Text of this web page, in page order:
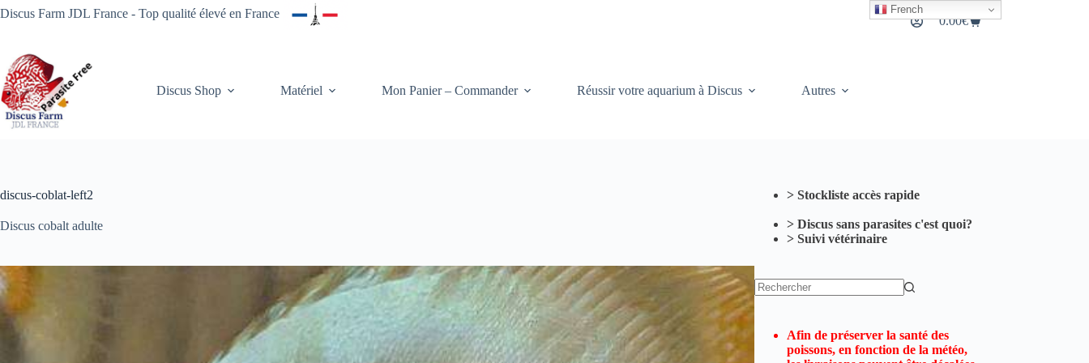
Passer
au
Discus Farm JDL France - Top qualité élevé en France
Panier
0.00€
Discus Shop Matériel Mon Panier – Commander Réussir votre aquarium à Discus Autres
discus-coblat-left2
Discus cobalt adulte
> Stockliste accès rapide
> Discus sans parasites c'est quoi?
> Suivi vétérinaire
Afin de préserver la santé des
poissons, en fonction de la météo,
French